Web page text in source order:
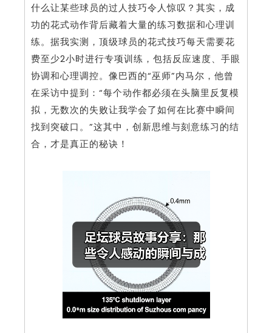
什么让某些球员的过人技巧令人惊叹？其实，成
功的花式动作背后藏着大量的练习数据和心理训
练。据我实测，顶级球员的花式技巧每天需要花
费至少2小时进行专项训练，包括反应速度、手眼
协调和心理调控。像巴西的“巫师”内马尔，他曾
在采访中提到：“每个动作都必须在头脑里反复模
拟，无数次的失败让我学会了如何在比赛中瞬间
找到突破口。”这其中，创新思维与刻意练习的结
合，才是真正的秘诀！